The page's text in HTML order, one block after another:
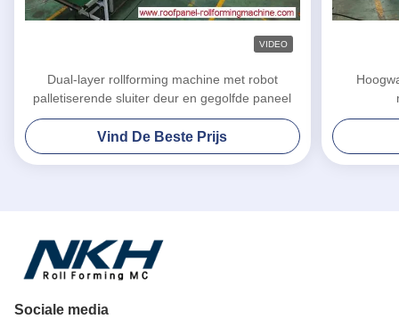
VIDEO
Dual-layer rollforming machine met robot
palletiserende sluiter deur en gegolfde paneel
Vind De Beste Prijs
Sociale media